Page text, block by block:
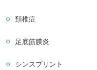
頚椎症
足底筋膜炎
シンスプリント